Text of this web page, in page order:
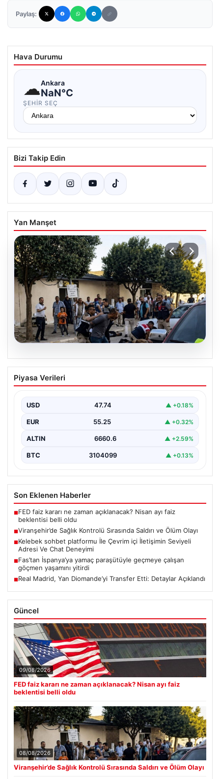
Paylaş:
Hava Durumu
☁Ankara
NaN°C
ŞEHIR SEÇ
Bizi Takip Edin
Yan Manşet
08.08.2026
Viranşehir’de Sağlık Kontrolü Sırasında
Saldırı ve Ölüm Olayı
olayda, cinsel istismar iddialarıyla gözaltına alınan ve
sağlık kontrolü…
Piyasa Verileri
USD 47.74 ▲ +0.18%
EUR 55.25 ▲ +0.32%
ALTIN 6660.6 ▲ +2.59%
BTC 3104099 ▲ +0.13%
Son Eklenen Haberler
■FED faiz kararı ne zaman açıklanacak? Nisan ayı faiz
beklentisi belli oldu
■Viranşehir’de Sağlık Kontrolü Sırasında Saldırı ve Ölüm Olayı
■Kelebek sohbet platformu İle Çevrim içi İletişimin Seviyeli
Adresi Ve Chat Deneyimi
■Fas’tan İspanya’ya yamaç paraşütüyle geçmeye çalışan
göçmen yaşamını yitirdi
■Real Madrid, Yan Diomande’yi Transfer Etti: Detaylar Açıklandı
Güncel
09/08/2026
FED faiz kararı ne zaman açıklanacak? Nisan ayı faiz
beklentisi belli oldu
08/08/2026
Viranşehir’de Sağlık Kontrolü Sırasında Saldırı ve Ölüm Olayı